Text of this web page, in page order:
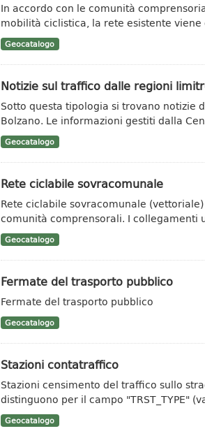
In accordo con le comunità
mobilità ciclistica, la rete esistente
Geocatalogo
Notizie sul traffico dalle regioni
Sotto questa tipologia si trovano notizie
Bolzano. Le informazioni gestiti dalla
Geocatalogo
Rete ciclabile sovracomunale
Rete ciclabile sovracomunale
comunità comprensorali. I collegamenti
Geocatalogo
Fermate del trasporto pubblico
Fermate del trasporto pubblico
Geocatalogo
Stazioni contatraffico
Stazioni censimento del traffico sullo
distinguono per il campo "TRST_TYPE"
Geocatalogo